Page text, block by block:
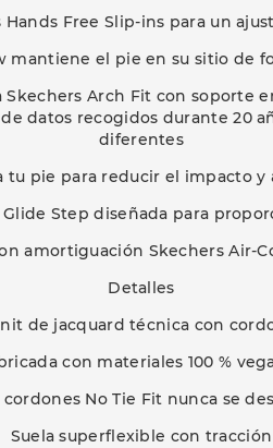
Hands Free Slip-ins para un
mantiene el pie en su sitio de
Arch Fit con soporte
datos recogidos durante 20
diferentes
tu pie para reducir el impacto
Step diseñada para
amortiguación Skechers Air-
Detalles
de jacquard técnica con
con materiales 100 %
cordones No Tie Fit nunca se
Suela superflexible con tracción